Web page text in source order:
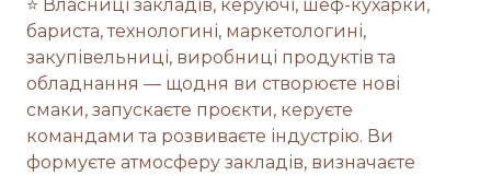
⭐️ Власниці закладів, керуючі, шеф-кухарки,
бариста, технологині, маркетологині,
закупівельниці, виробниці продуктів та
обладнання — щодня ви створюєте нові
смаки, запускаєте проєкти, керуєте
командами та розвиваєте індустрію. Ви
формуєте атмосферу закладів, визначаєте